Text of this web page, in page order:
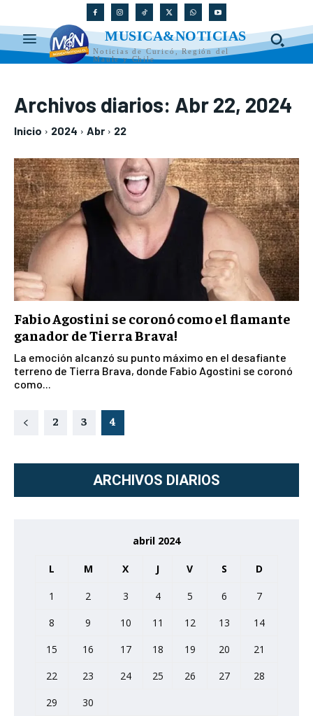
MUSICA&NOTICIAS
Noticias de Curicó, Región del
Maule y Chile
Archivos diarios: Abr 22, 2024
Inicio 2024 Abr 22
Fabio Agostini se coronó como el flamante
ganador de Tierra Brava!
La emoción alcanzó su punto máximo en el desafiante
terreno de Tierra Brava, donde Fabio Agostini se coronó
como...
2 3 4
ARCHIVOS DIARIOS
abril 2024
L M X J V S D
1 2 3 4 5 6
7
8
9 10 11 12 13
14
15
16 17 18 19 20
21
22
23 24 25 26 27
28
29
30